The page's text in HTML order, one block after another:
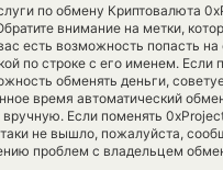
по обмену Криптовалюта
внимание на метки,
есть возможность попасть на
по строке с его именем. Если
обменять деньги,
время автоматический
Если поменять
не вышло, пожалуйста,
проблем с владельцем